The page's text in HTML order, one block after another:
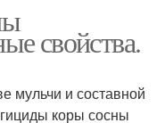
свойства.
мульчи и составной
коры сосны